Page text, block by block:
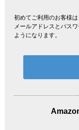
初めてご利用のお客様
メールアドレスとパス
ようになります。